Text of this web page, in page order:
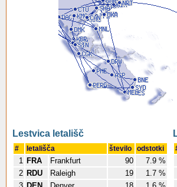
Lestvica letališč
# letališča število odstotki
1 FRA Frankfurt 90
7.9 %
2 RDU Raleigh 19
1.7 %